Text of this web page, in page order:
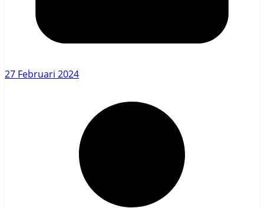
27 Februari 2024